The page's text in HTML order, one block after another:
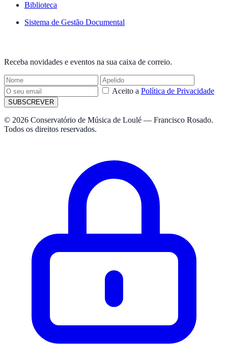
Biblioteca
Sistema de Gestão Documental
Receba novidades e eventos na sua caixa de correio.
Aceito a Política de Privacidade
SUBSCREVER
© 2026 Conservatório de Música de Loulé — Francisco Rosado.
Todos os direitos reservados.